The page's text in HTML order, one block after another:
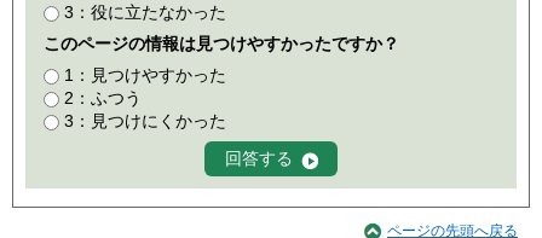
3：役に立たなかった
このページの情報は見つけやすかったですか？
1：見つけやすかった
2：ふつう
3：見つけにくかった
ページの先頭へ戻る